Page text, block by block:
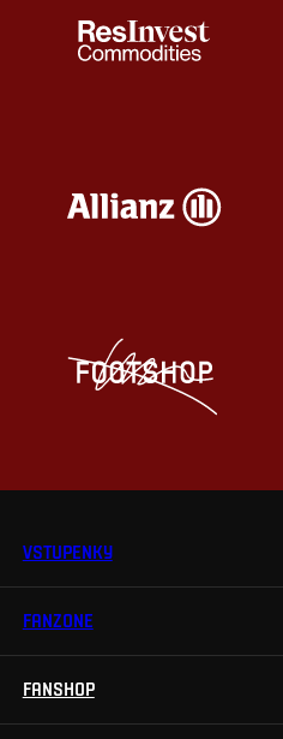
VSTUPENKY
Vstupenky
FANZONE
Sparta UNLIMITED.
FANSHOP